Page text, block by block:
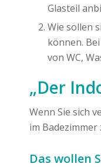
Glasteil
Wie sollen
können.
von WC,
„Der
Wenn Sie sich
im Badezimmer
Das wollen